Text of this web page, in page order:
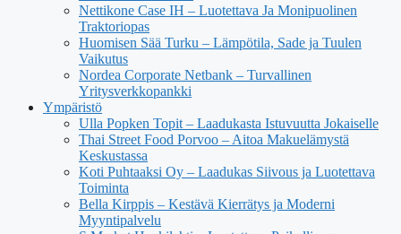
Nettikone Case IH – Luotettava Ja Monipuolinen
Traktoriopas
Huomisen Sää Turku – Lämpötila, Sade ja Tuulen
Vaikutus
Nordea Corporate Netbank – Turvallinen
Yritysverkkopankki
Ympäristö
Ulla Popken Topit – Laadukasta Istuvuutta Jokaiselle
Thai Street Food Porvoo – Aitoa Makuelämystä
Keskustassa
Koti Puhtaaksi Oy – Laadukas Siivous ja Luotettava
Toiminta
Bella Kirppis – Kestävä Kierrätys ja Moderni
Myyntipalvelu